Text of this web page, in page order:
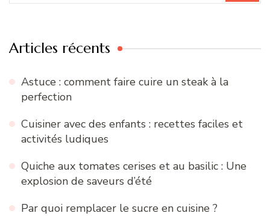
Articles récents
Astuce : comment faire cuire un steak à la
perfection
Cuisiner avec des enfants : recettes faciles et
activités ludiques
Quiche aux tomates cerises et au basilic : Une
explosion de saveurs d’été
Par quoi remplacer le sucre en cuisine ?